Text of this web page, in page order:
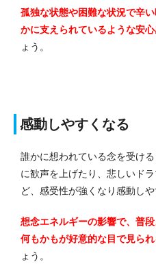
孤独な状態や困難な状況で辛
かに支えられているような安
ょう。
感動しやすくなる
誰かに想われている念を受け
に歓声を上げたり、悲しいド
ど、感受性が強くなり感動しや
想念エネルギーの影響で、普
何もかもが好意的な目で見ら
ょう。